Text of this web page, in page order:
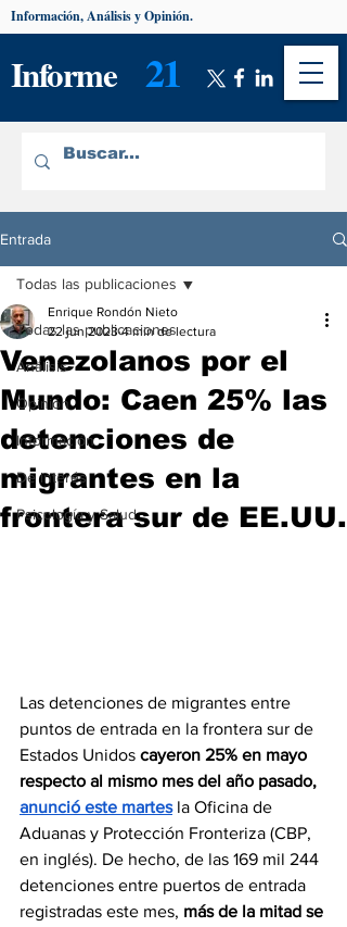
Informe 21
Información, Análisis y Opinión.
Entrada
Todas las publicaciones
Análisis
Opinión
Información
De interés
Psicología y Salud
Todas las publicaciones
Venezolanos por el
Mundo: Caen 25% las
detenciones de
migrantes en la
frontera sur de EE.UU.
Enrique Rondón Nieto
22 jun 2023 4 min de lectura
Las detenciones de migrantes entre
puntos de entrada en la frontera sur de
Estados Unidos cayeron 25% en mayo
respecto al mismo mes del año pasado,
anunció este martes la Oficina de
Aduanas y Protección Fronteriza (CBP,
en inglés). De hecho, de las 169 mil 244
detenciones entre puertos de entrada
registradas este mes, más de la mitad se